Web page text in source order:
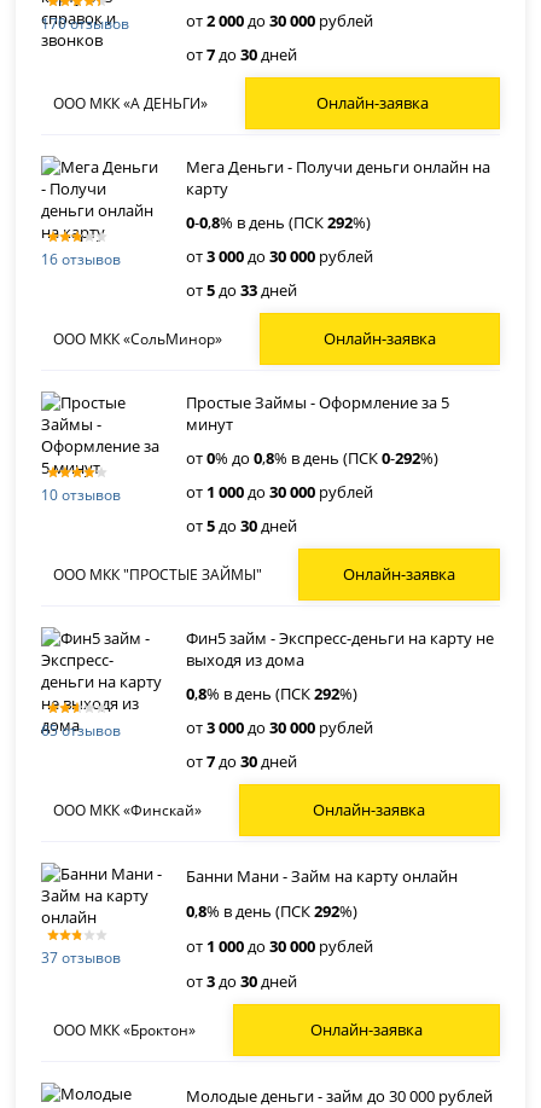
170 отзывов
от2 000до30 000 рублей
от7до30дней
ООО МКК «А ДЕНЬГИ» Онлайн-заявка
16 отзывов
Мега Деньги - Получи деньги онлайн на
карту
0-0,8% в день (ПСК292%)
от3 000до30 000 рублей
от5до33дней
ООО МКК «СольМинор» Онлайн-заявка
10 отзывов
Простые Займы - Оформление за 5
минут
от0% до0,8% в день (ПСК0-292%)
от 1 000до30 000 рублей
от5до30дней
ООО МКК "ПРОСТЫЕ ЗАЙМЫ" Онлайн-заявка
65 отзывов
Фин5 займ - Экспресс-деньги на карту не
выходя из дома
0,8% в день (ПСК292%)
от3 000до30 000 рублей
от7до30дней
ООО МКК «Финскай» Онлайн-заявка
37 отзывов
Банни Мани - Займ на карту онлайн
0,8% в день (ПСК292%)
от 1 000до30 000 рублей
от3до30дней
ООО МКК «Броктон» Онлайн-заявка
Молодые деньги - займ до 30 000 рублей